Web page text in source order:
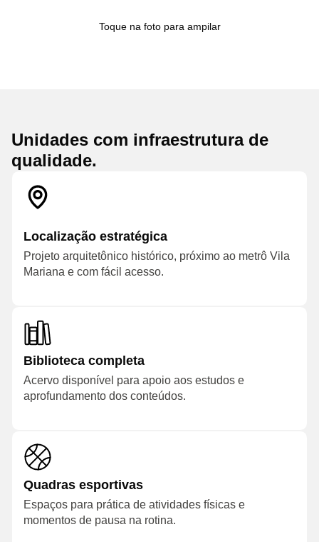
Toque na foto para ampilar
Unidades com infraestrutura de
qualidade.
Localização estratégica
Projeto arquitetônico histórico, próximo ao metrô Vila
Mariana e com fácil acesso.
Biblioteca completa
Acervo disponível para apoio aos estudos e
aprofundamento dos conteúdos.
Quadras esportivas
Espaços para prática de atividades físicas e
momentos de pausa na rotina.